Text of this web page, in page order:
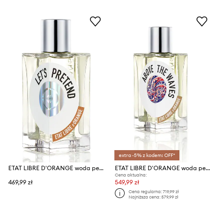
ETAT LIBRE D'ORANGE woda perfumowana ELO LET'S PRETEND EDP 50ml
469,99 zł
extra -5% z kodem: OFF*
ETAT LIBRE D'ORANGE woda perfumowana EdP Nat. Spray 100 ml
Cena aktualna:
549,99 zł
Cena regularna:719,99 zł
Najniższa cena:579,99 zł